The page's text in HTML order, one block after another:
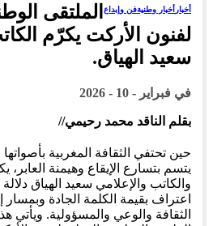
أخبار أخبار وطنيةفن وإبداع
الملتقى
لفنون الأركت يكرّم
سعيد الهياق.
في فبراير - 10 - 2026
بقلم الناقد محمد رحيمي//
حين تحتفي الثقافة المغربية
يتسم بتسارع الإيقاع وهيمنة
والكاتب والإعلامي سعيد الهياق
اعتراف بقيمة الكلمة الجادة
الثقافة والوعي والمسؤولية. ويأتي